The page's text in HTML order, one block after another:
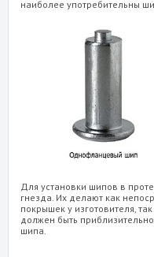
наиболее употребительны
Для установки шипов в
гнезда. Их делают как
покрышек у изготовителя,
должен быть
шипа.